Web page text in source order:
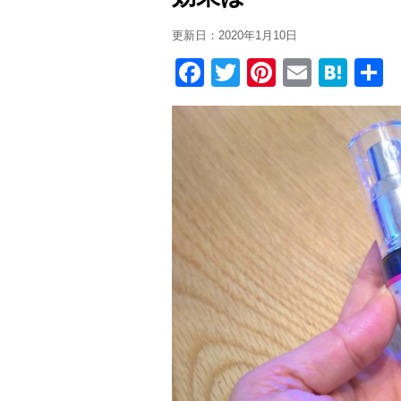
更新日： 2020年1月10日
F
a
o
k
T
wi
Pi
nt
st
E
m
ail
H
at
e
n
a